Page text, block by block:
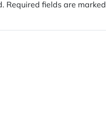
Required fields are marked